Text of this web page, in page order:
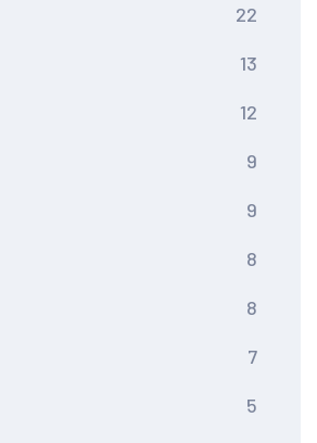
22
13
12
9
9
8
8
7
5